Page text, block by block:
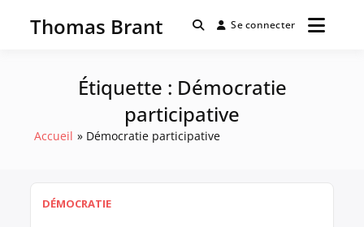
Thomas Brant Se connecter
Étiquette : Démocratie
participative
Accueil Démocratie participative
DÉMOCRATIE